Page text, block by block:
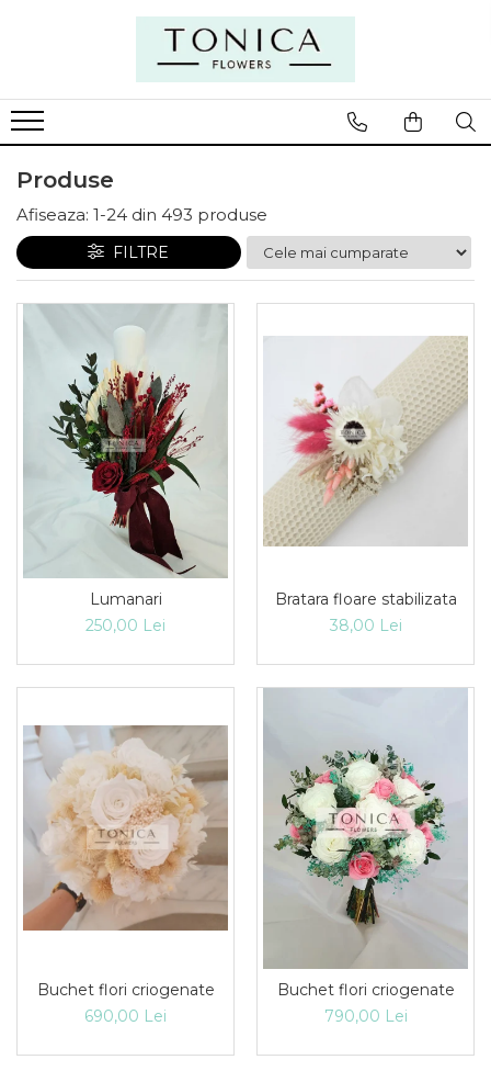
Produse
Afiseaza: 1-24 din 493 produse
FILTRE
Lumanari
250,00 Lei
Bratara floare stabilizata
38,00 Lei
Buchet flori criogenate
690,00 Lei
Buchet flori criogenate
790,00 Lei